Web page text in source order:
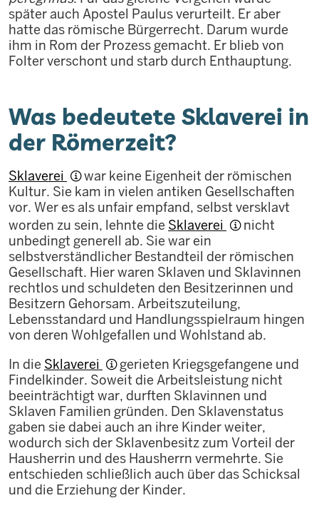
später auch Apostel Paulus verurteilt. Er aber
hatte das römische Bürgerrecht. Darum wurde
ihm in Rom der Prozess gemacht. Er blieb von
Folter verschont und starb durch Enthauptung.
Was bedeutete Sklaverei in
der Römerzeit?
Sklaverei
war keine Eigenheit der römischen
Kultur. Sie kam in vielen antiken Gesellschaften
vor. Wer es als unfair empfand, selbst versklavt
worden zu sein, lehnte die Sklaverei
nicht
unbedingt generell ab. Sie war ein
selbstverständlicher Bestandteil der römischen
Gesellschaft. Hier waren Sklaven und Sklavinnen
rechtlos und schuldeten den Besitzerinnen und
Besitzern Gehorsam. Arbeitszuteilung,
Lebensstandard und Handlungsspielraum hingen
von deren Wohlgefallen und Wohlstand ab.
In die Sklaverei
gerieten Kriegsgefangene und
Findelkinder. Soweit die Arbeitsleistung nicht
beeinträchtigt war, durften Sklavinnen und
Sklaven Familien gründen. Den Sklavenstatus
gaben sie dabei auch an ihre Kinder weiter,
wodurch sich der Sklavenbesitz zum Vorteil der
Hausherrin und des Hausherrn vermehrte. Sie
entschieden schließlich auch über das Schicksal
und die Erziehung der Kinder.